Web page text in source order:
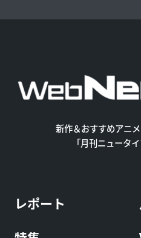
新作＆おすすめアニ
「月刊ニュータ
レポート